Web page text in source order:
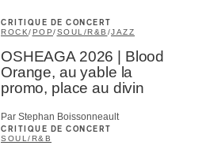
CRITIQUE DE CONCERT
ROCK/POP/SOUL/R&B /JAZZ
OSHEAGA 2026 | Blood
Orange, au yable la
promo, place au divin
Par Stephan Boissonneault
CRITIQUE DE CONCERT
SOUL/R&B